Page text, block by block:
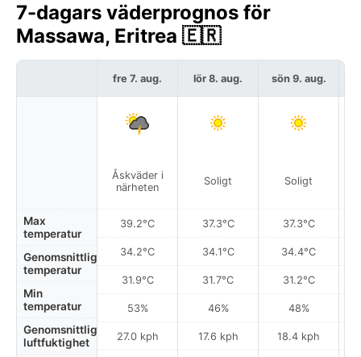
7-dagars väderprognos för
Massawa, Eritrea 🇪🇷
Max
temperatur
Genomsnittlig
temperatur
Min
temperatur
Genomsnittlig
luftfuktighet
fre 7. aug.
Åskväder i
närheten
39.2°C
34.2°C
31.9°C
53%
27.0 kph
lör 8. aug.
Soligt
37.3°C
34.1°C
31.7°C
46%
17.6 kph
sön 9. aug.
Soligt
37.3°C
34.4°C
31.2°C
48%
18.4 kph